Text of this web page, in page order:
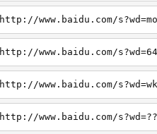
http://www.baidu.com/s?wd=mo
http://www.baidu.com/s?wd=64
http://www.baidu.com/s?wd=wk
http://www.baidu.com/s?wd=??